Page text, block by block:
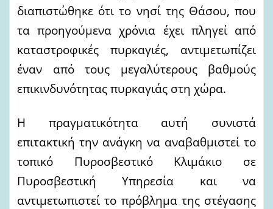
διαπιστώθηκε ότι το νησί της Θάσου, που
τα προηγούμενα χρόνια έχει πληγεί από
καταστροφικές πυρκαγιές, αντιμετωπίζει
έναν από τους μεγαλύτερους βαθμούς
επικινδυνότητας πυρκαγιάς στη χώρα.
Η πραγματικότητα αυτή συνιστά
επιτακτική την ανάγκη να αναβαθμιστεί το
τοπικό Πυροσβεστικό Κλιμάκιο σε
Πυροσβεστική Υπηρεσία και να
αντιμετωπιστεί το πρόβλημα της στέγασης